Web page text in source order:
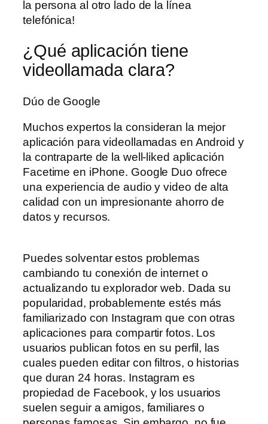
la persona al otro lado de la línea
telefónica!
¿Qué aplicación tiene
videollamada clara?
Dúo de Google
Muchos expertos la consideran la mejor
aplicación para videollamadas en Android y
la contraparte de la well-liked aplicación
Facetime en iPhone. Google Duo ofrece
una experiencia de audio y video de alta
calidad con un impresionante ahorro de
datos y recursos.
Puedes solventar estos problemas
cambiando tu conexión de internet o
actualizando tu explorador web. Dada su
popularidad, probablemente estés más
familiarizado con Instagram que con otras
aplicaciones para compartir fotos. Los
usuarios publican fotos en su perfil, las
cuales pueden editar con filtros, o historias
que duran 24 horas. Instagram es
propiedad de Facebook, y los usuarios
suelen seguir a amigos, familiares o